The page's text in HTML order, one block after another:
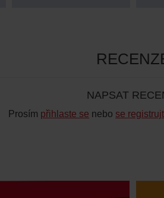
NAPSAT
Prosím přihlaste se nebo se